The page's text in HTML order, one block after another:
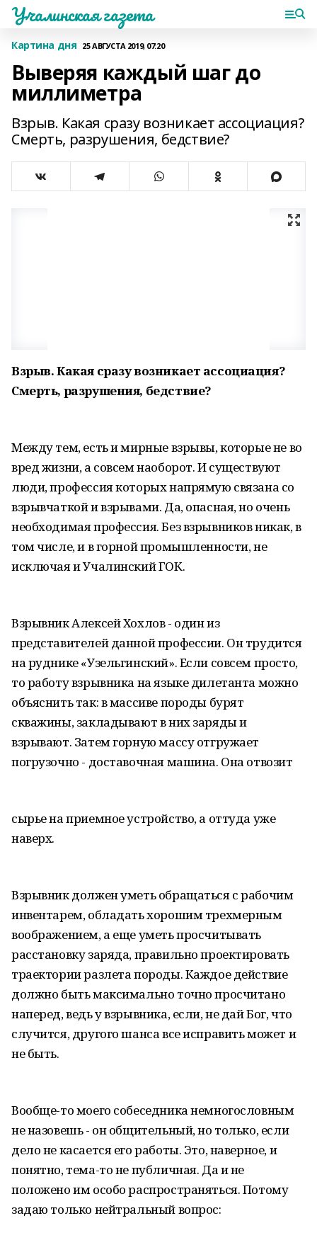
Учалинская газета
Картина дня 25 АВГУСТА 2019, 07:20
Выверяя каждый шаг до
миллиметра
Взрыв. Какая сразу возникает ассоциация?
Смерть, разрушения, бедствие?
Взрыв. Какая сразу возникает ассоциация?
Смерть, разрушения, бедствие?
Между тем, есть и мирные взрывы, которые не во
вред жизни, а совсем наоборот. И существуют
люди, профессия которых напрямую связана со
взрывчаткой и взрывами. Да, опасная, но очень
необходимая профессия. Без взрывников никак, в
том числе, и в горной промышленности, не
исключая и Учалинский ГОК.
Взрывник Алексей Хохлов - один из
представителей данной профессии. Он трудится
на руднике «Узельгинский». Если совсем просто,
то работу взрывника на языке дилетанта можно
объяснить так: в массиве породы бурят
скважины, закладывают в них заряды и
взрывают. Затем горную массу отгружает
погрузочно - доставочная машина. Она отвозит
сырье на приемное устройство, а оттуда уже
наверх.
Взрывник должен уметь обращаться с рабочим
инвентарем, обладать хорошим трехмерным
воображением, а еще уметь просчитывать
расстановку заряда, правильно проектировать
траектории разлета породы. Каждое действие
должно быть максимально точно просчитано
наперед, ведь у взрывника, если, не дай Бог, что
случится, другого шанса все исправить может и
не быть.
Вообще-то моего собеседника немногословным
не назовешь - он общительный, но только, если
дело не касается его работы. Это, наверное, и
понятно, тема-то не публичная. Да и не
положено им особо распространяться. Потому
задаю только нейтральный вопрос: